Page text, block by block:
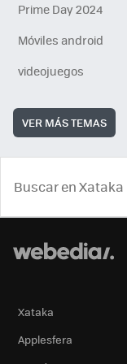
Prime Day 2024
Móviles android
videojuegos
VER MÁS TEMAS
Xataka
Applesfera